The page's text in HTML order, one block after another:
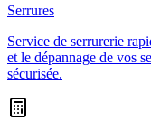
Serrures
Service de serrurerie
et le dépannage de vos
sécurisée.